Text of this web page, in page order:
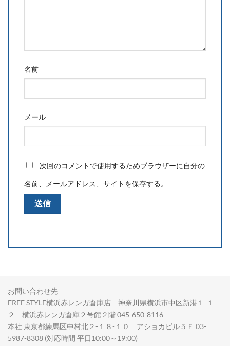
名前
メール
次回のコメントで使用するためブラウザーに自分の
名前、メールアドレス、サイトを保存する。
お問い合わせ先
FREE STYLE横浜赤レンガ倉庫店 神奈川県横浜市中区新港１-１-
２ 横浜赤レンガ倉庫２号館２階 045-650-8116
本社 東京都練馬区中村北２-１８-１０ アショカビル５Ｆ 03-
5987-8308 (対応時間 平日10:00～19:00)